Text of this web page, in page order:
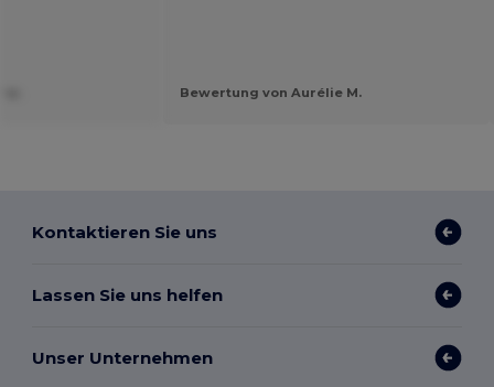
Bewertung von Aurélie M.
Kontaktieren Sie uns
Lassen Sie uns helfen
Unser Unternehmen